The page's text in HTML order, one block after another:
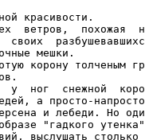
красивости.
ветров,  похожая
своих
мешки.
корону толченым
у  ног  снежной
а просто-
и лебеди. Но
"гадкого
выслушать